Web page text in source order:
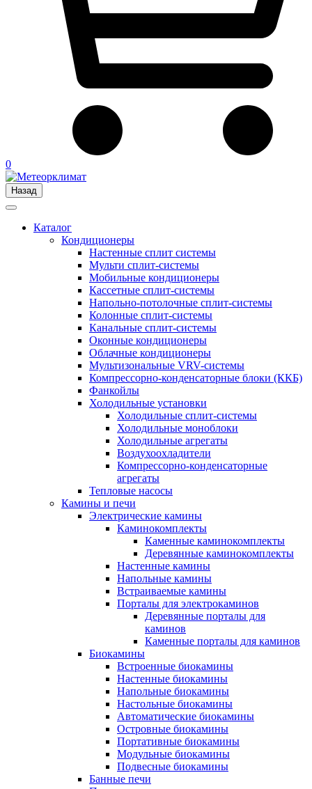
0
Назад
Каталог
Кондиционеры
Настенные сплит системы
Мульти сплит-системы
Мобильные кондиционеры
Кассетные сплит-системы
Напольно-потолочные сплит-системы
Колонные сплит-системы
Канальные сплит-системы
Оконные кондиционеры
Облачные кондиционеры
Мультизональные VRV-системы
Компрессорно-конденсаторные блоки (ККБ)
Фанкойлы
Холодильные установки
Холодильные сплит-системы
Холодильные моноблоки
Холодильные агрегаты
Воздухоохладители
Компрессорно-конденсаторные
агрегаты
Тепловые насосы
Камины и печи
Электрические камины
Каминокомплекты
Каменные каминокомплекты
Деревянные каминокомплекты
Настенные камины
Напольные камины
Встраиваемые камины
Порталы для электрокаминов
Деревянные порталы для
каминов
Каменные порталы для каминов
Биокамины
Встроенные биокамины
Настенные биокамины
Напольные биокамины
Настольные биокамины
Автоматические биокамины
Островные биокамины
Портативные биокамины
Модульные биокамины
Подвесные биокамины
Банные печи